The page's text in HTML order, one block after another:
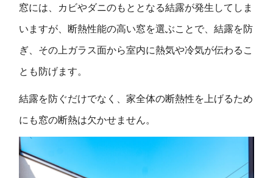
窓には、カビやダニのもととなる結露が発生してしま
いますが、断熱性能の高い窓を選ぶことで、結露を防
ぎ、その上ガラス面から室内に熱気や冷気が伝わるこ
とも防げます。
結露を防ぐだけでなく、家全体の断熱性を上げるため
にも窓の断熱は欠かせません。